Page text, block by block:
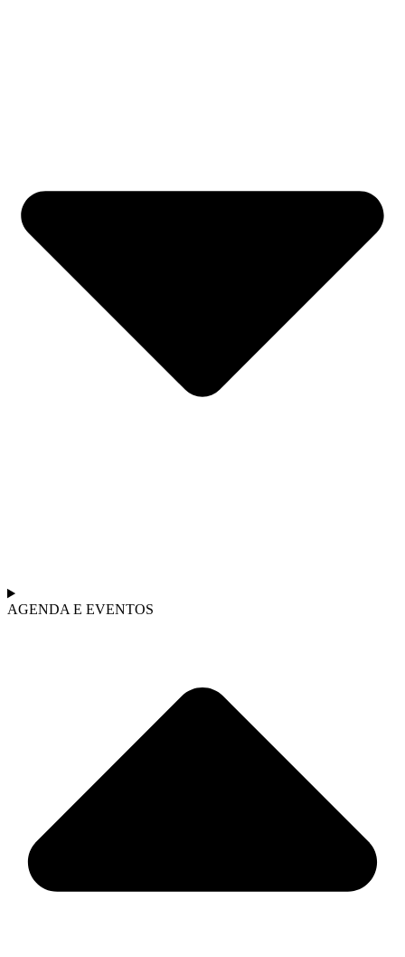
AGENDA E EVENTOS